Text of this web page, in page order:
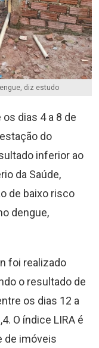
diz estudo
dias 4 a 8 de
do
inferior ao
da Saúde,
de baixo risco
dengue,
foi realizado
o resultado de
os dias 12 a
O índice LIRA é
de imóveis